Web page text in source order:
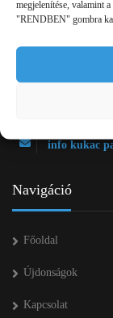
megjelenítése, valamint
"RENDBEN" gombra
2750
+36 20 334
info kukac
Navigáció
Főoldal
Újdonságok
Kapcsolat